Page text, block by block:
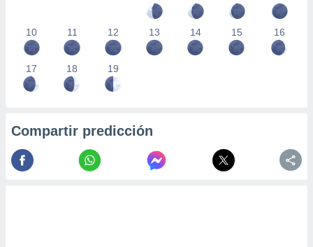
10 11 12 13 14 15 16
17 18 19
Compartir predicción